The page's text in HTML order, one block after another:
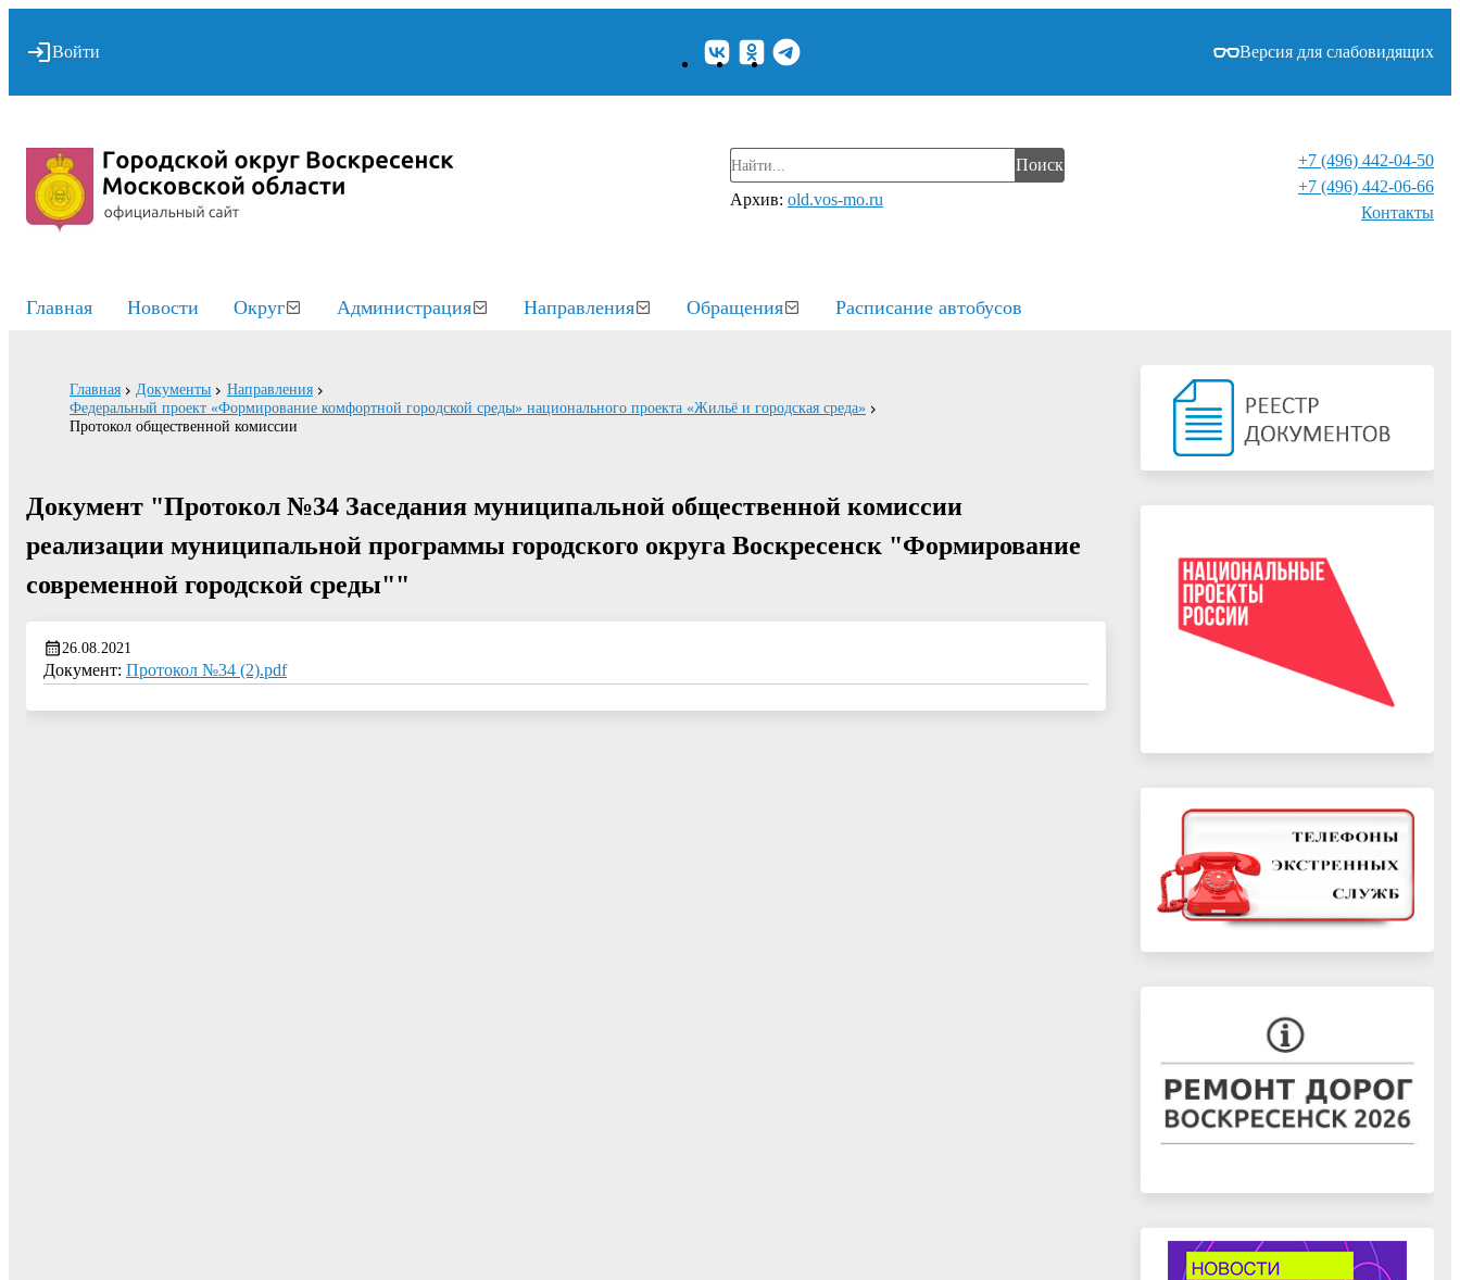
Войти Версия для слабовидящих
Поиск
Архив: old.vos-mo.ru
+7 (496) 442-04-50
+7 (496) 442-06-66
Контакты⁠
Главная Новости Округ Администрация Направления Обращения Расписание автобусов
Главная Документы
Направления
Федеральный проект «Формирование комфортной городской среды» национального проекта «Жильё и городская среда»
Протокол общественной комиссии
Документ "Протокол №34 Заседания муниципальной общественной комиссии
реализации муниципальной программы городского округа Воскресенск "Формирование
современной городской среды""
26.08.2021
Документ: Протокол №34 (2).pdf